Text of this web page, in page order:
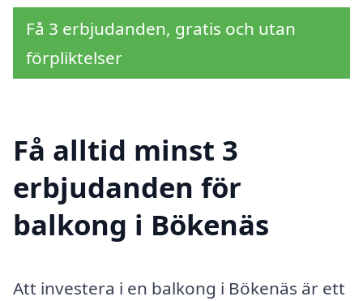
Få 3 erbjudanden, gratis och utan
förpliktelser
Få alltid minst 3
erbjudanden för
balkong i Bökenäs
Att investera i en balkong i Bökenäs är ett